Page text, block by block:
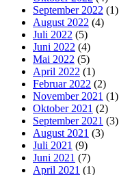
September 2022 (1)
August 2022 (4)
Juli 2022 (5)
Juni 2022 (4)
Mai 2022 (5)
April 2022 (1)
Februar 2022 (2)
November 2021 (1)
Oktober 2021 (2)
September 2021 (3)
August 2021 (3)
Juli 2021 (9)
Juni 2021 (7)
April 2021 (1)